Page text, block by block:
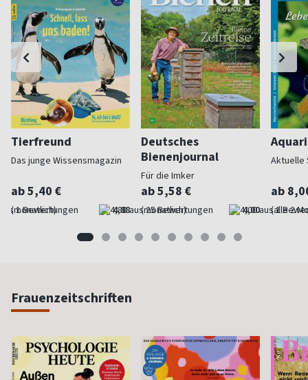
Tierfreund
Das junge Wissensmagazin
ab 5,40 €
(monatlich) 4,88
Deutsches
Bienenjournal
Für die Imker
ab 5,58 €
(monatlich) 4,00
Aktuelle
ab
(alle 2
Frauenzeitschriften